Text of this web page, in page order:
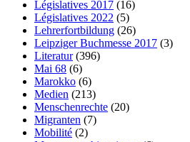
Législatives 2017 (16)
Législatives 2022 (5)
Lehrerfortbildung (26)
Leipziger Buchmesse 2017 (3)
Literatur(396)
Mai 68 (6)
Marokko (6)
Medien (213)
Menschenrechte (20)
Migranten (7)
Mobilité (2)